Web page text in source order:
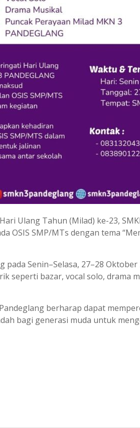
Ulang Tahun (Milad) ke-23,
OSIS SMP/MTs dengan tema
Senin–Selasa, 27–28
seperti bazar, vocal solo, drama
berharap dapat
bagi generasi muda untuk